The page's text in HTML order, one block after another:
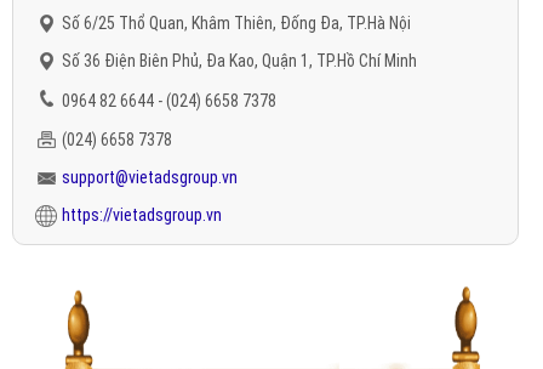
Số 6/25 Thổ Quan, Khâm Thiên, Đống Đa, TP.Hà Nội
Số 36 Điện Biên Phủ, Đa Kao, Quận 1, TP.Hồ Chí Minh
0964 82 6644 - (024) 6658 7378
(024) 6658 7378
support@vietadsgroup.vn
https://vietadsgroup.vn